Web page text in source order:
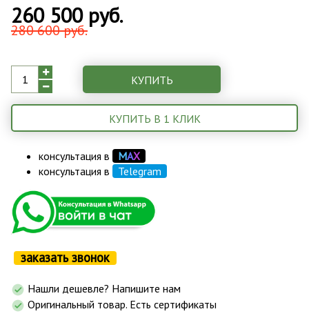
260 500 руб.
280 600 руб.
КУПИТЬ
КУПИТЬ В 1 КЛИК
консультация в МАХ
консультация в Telegram
заказать звонок
Нашли дешевле? Напишите нам
Оригинальный товар. Есть сертификаты